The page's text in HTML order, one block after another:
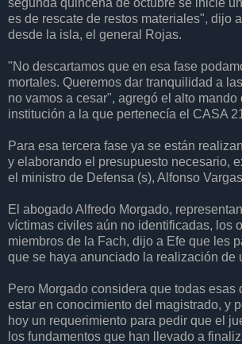
es de rescate de restos materiales", dijo
desde la isla, el general Rojas.
"No descartamos que en esa fase
mortales. Queremos dar tranquilidad a
no vamos a cesar", agregó el alto mando
institución a la que pertenecía el CASA
Para esa tercera fase ya se están
y elaborando el presupuesto necesario,
el ministro de Defensa (s), Alfonso
El abogado Alfredo Morgado,
víctimas civiles aún no identificadas, los
miembros de la Fach, dijo a Efe que les
que se haya anunciado la realización de
Pero Morgado considera que todas esas
estar en conocimiento del magistrado, y
hoy un requerimiento para pedir que el
los fundamentos que han llevado a